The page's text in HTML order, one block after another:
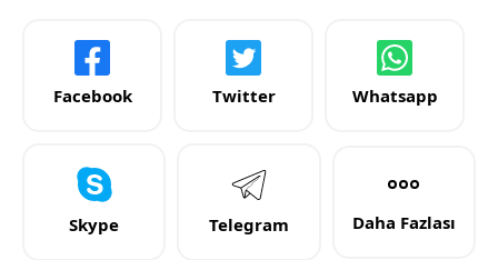
Facebook Twitter Whatsapp
Skype Telegram Daha Fazlası